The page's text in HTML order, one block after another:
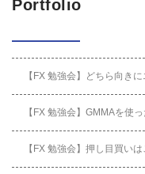
Portfolio
【FX 勉強会】どちら向き
【FX 勉強会】GMMAを使
【FX 勉強会】押し目買い